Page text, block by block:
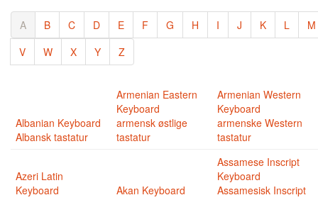
A B C D E F G H I J K L
M
V
W X Y Z
Albanian Keyboard
Albansk tastatur
Armenian Eastern
Keyboard
armensk østlige
tastatur
Armenian Western
Keyboard
armenske Western
tastatur
Azeri Latin
Keyboard
Akan Keyboard
Assamese Inscript
Keyboard
Assamesisk Inscript